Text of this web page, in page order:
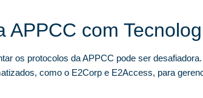
APPCC com
os protocolos da APPCC pode ser
como o E2Corp e E2Access, para